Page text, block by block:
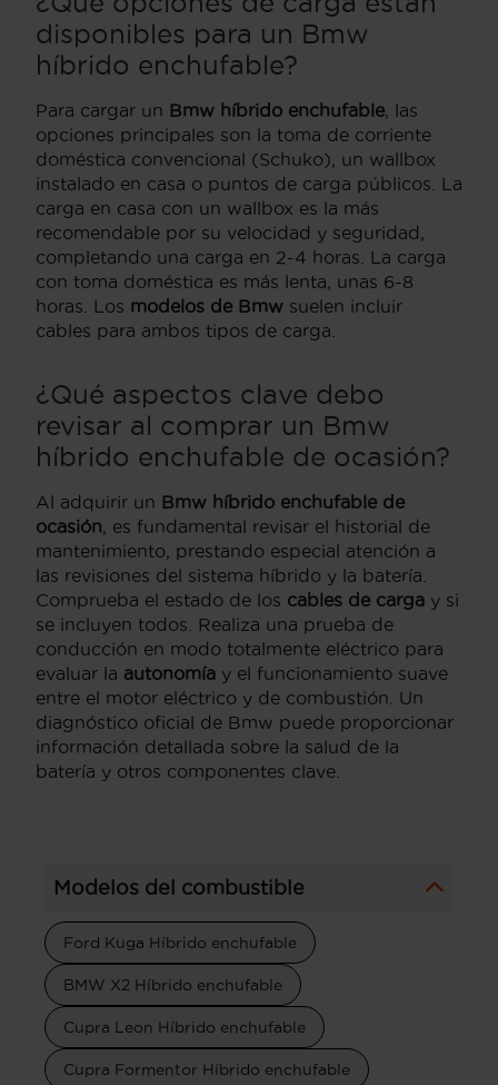
disponibles para un Bmw
híbrido enchufable?
Para cargar un Bmw híbrido enchufable , las
opciones principales son la toma de corriente
doméstica convencional (Schuko), un wallbox
instalado en casa o puntos de carga públicos. La
carga en casa con un wallbox es la más
recomendable por su velocidad y seguridad,
completando una carga en 2-4 horas. La carga
con toma doméstica es más lenta, unas 6-8
horas. Los modelos de Bmw suelen incluir
cables para ambos tipos de carga.
¿Qué aspectos clave debo
revisar al comprar un Bmw
híbrido enchufable de ocasión?
Al adquirir un Bmw híbrido enchufable de
ocasión , es fundamental revisar el historial de
mantenimiento, prestando especial atención a
las revisiones del sistema híbrido y la batería.
Comprueba el estado de los cables de carga y si
se incluyen todos. Realiza una prueba de
conducción en modo totalmente eléctrico para
evaluar la autonomía y el funcionamiento suave
entre el motor eléctrico y de combustión. Un
diagnóstico oficial de Bmw puede proporcionar
información detallada sobre la salud de la
batería y otros componentes clave.
Modelos del combustible
Ford Kuga Híbrido enchufable
BMW X2 Híbrido enchufable
Cupra Leon Híbrido enchufable
Cupra Formentor Híbrido enchufable